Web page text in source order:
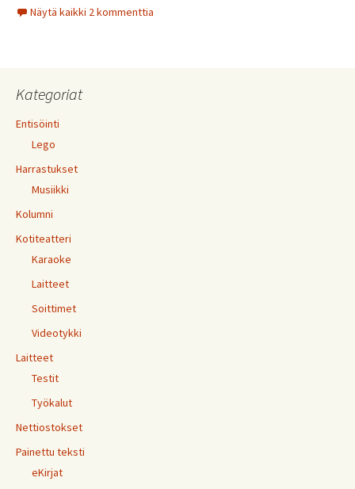
Näytä kaikki 2 kommenttia
Kategoriat
Entisöinti
Lego
Harrastukset
Musiikki
Kolumni
Kotiteatteri
Karaoke
Laitteet
Soittimet
Videotykki
Laitteet
Testit
Työkalut
Nettiostokset
Painettu teksti
eKirjat